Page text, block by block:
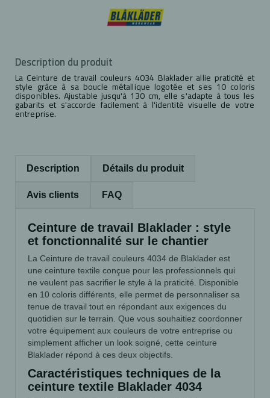
Description du produit
La Ceinture de travail couleurs 4034 Blaklader allie praticité et
style grâce à sa boucle métallique logotée et ses 10 coloris
disponibles. Ajustable jusqu'à 130 cm, elle s'adapte à tous les
gabarits et s'accorde facilement à l'identité visuelle de votre
entreprise.
Description Détails du produit
Avis clients FAQ
Ceinture de travail Blaklader : style
et fonctionnalité sur le chantier
La Ceinture de travail couleurs 4034 de Blaklader est
une ceinture textile conçue pour les professionnels qui
ne veulent pas sacrifier le style à la praticité. Disponible
en 10 coloris différents, elle permet de personnaliser sa
tenue de travail tout en répondant aux exigences du
quotidien sur le terrain. Que vous souhaitiez coordonner
votre équipement aux couleurs de votre entreprise ou
simplement afficher un look soigné, cette ceinture
Blaklader répond à ces deux objectifs.
Caractéristiques techniques de la
ceinture textile Blaklader 4034